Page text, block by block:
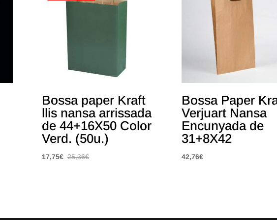
Bossa paper Kraft
llis nansa arrissada
de 44+16X50 Color
Verd. (50u.)
17,75€ 25,36€
Bossa Paper
Verjuart Nansa
Encunyada de
31+8X42
42,76€